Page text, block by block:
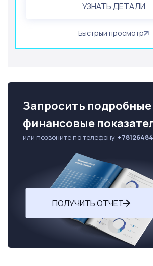
УЗНАТЬ ДЕТАЛИ
Быстрый просмотр
Запросить подробные
финансовые
или позвоните по телефону
ПОЛУЧИТЬ ОТЧЕТ